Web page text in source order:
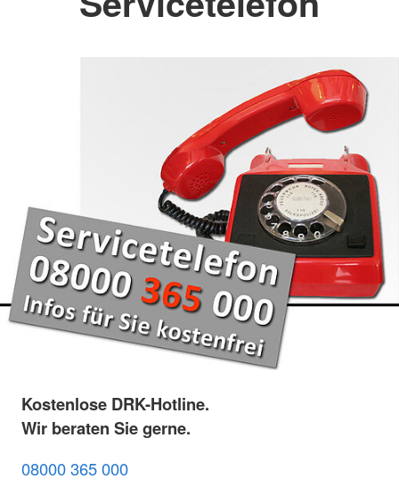
Kostenlose DRK-Hotline.
Wir beraten Sie gerne.
08000 365 000